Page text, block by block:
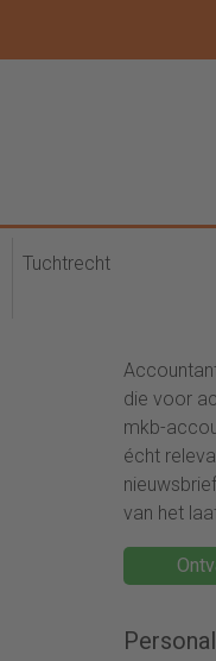
Tuchtrecht
die voor
mkb-
écht
van het